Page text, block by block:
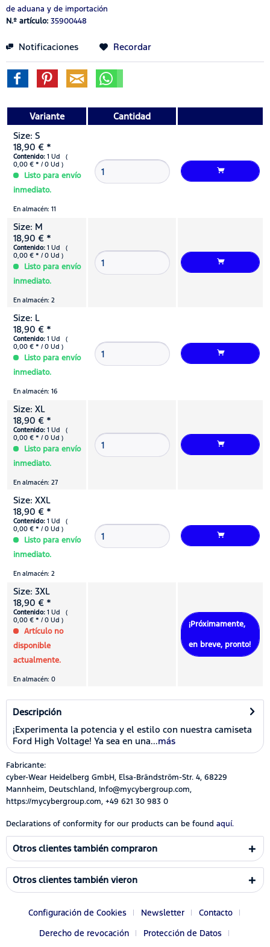
de aduana y de importación
N.º artículo: 35900448
Notificaciones Recordar
Variante
Cantidad
Size: S
18,90 € *
Contenido: 1 Ud (
0,00 € * / 0 Ud )
Listo para envío
inmediato.
En almacén: 11
Size: M
18,90 € *
Contenido: 1 Ud (
0,00 € * / 0 Ud )
Listo para envío
inmediato.
En almacén: 2
Size: L
18,90 € *
Contenido: 1 Ud (
0,00 € * / 0 Ud )
Listo para envío
inmediato.
En almacén: 16
Size: XL
18,90 € *
Contenido: 1 Ud (
0,00 € * / 0 Ud )
Listo para envío
inmediato.
En almacén: 27
Size: XXL
18,90 € *
Contenido: 1 Ud (
0,00 € * / 0 Ud )
Listo para envío
inmediato.
En almacén: 2
Size: 3XL
18,90 € *
Contenido: 1 Ud (
0,00 € * / 0 Ud )
Artículo no
disponible
actualmente.
En almacén: 0
¡Próximamente,
en breve, pronto!
Descripción
¡Experimenta la potencia y el estilo con nuestra camiseta
Ford High Voltage! Ya sea en una...más
Fabricante:
cyber-Wear Heidelberg GmbH, Elsa-Brändström-Str. 4, 68229
Mannheim, Deutschland, Info@mycybergroup.com,
https://mycybergroup.com, +49 621 30 983 0
Declarations of conformity for our products can be found aquí.
Otros clientes también compraron
Otros clientes también vieron
Configuración de Cookies Newsletter
Contacto
Derecho de revocación
Protección de Datos